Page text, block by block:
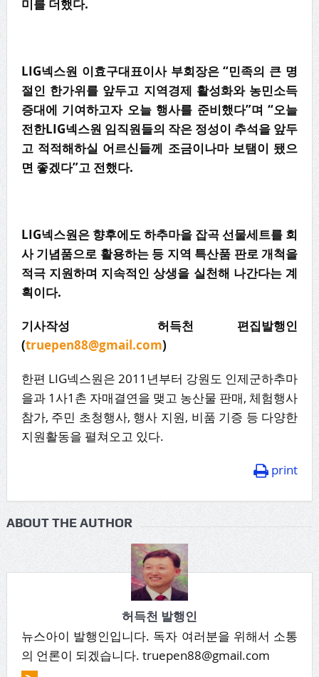
미를 더했다.
LIG넥스원 이효구대표이사 부회장은 “민족의 큰 명
절인 한가위를 앞두고 지역경제 활성화와 농민소득
증대에 기여하고자 오늘 행사를 준비했다”며 “오늘
전한LIG넥스원 임직원들의 작은 정성이 추석을 앞두
고 적적해하실 어르신들께 조금이나마 보탬이 됐으
면 좋겠다”고 전했다.
LIG넥스원은 향후에도 하추마을 잡곡 선물세트를 회
사 기념품으로 활용하는 등 지역 특산품 판로 개척을
적극 지원하며 지속적인 상생을 실천해 나간다는 계
획이다.
기사작성 허득천 편집발행인
(truepen88@gmail.com)
한편 LIG넥스원은 2011년부터 강원도 인제군하추마
을과 1사1촌 자매결연을 맺고 농산물 판매, 체험행사
참가, 주민 초청행사, 행사 지원, 비품 기증 등 다양한
지원활동을 펼쳐오고 있다.
print
ABOUT THE AUTHOR
허득천 발행인
뉴스아이 발행인입니다. 독자 여러분을 위해서 소통
의 언론이 되겠습니다. truepen88@gmail.com